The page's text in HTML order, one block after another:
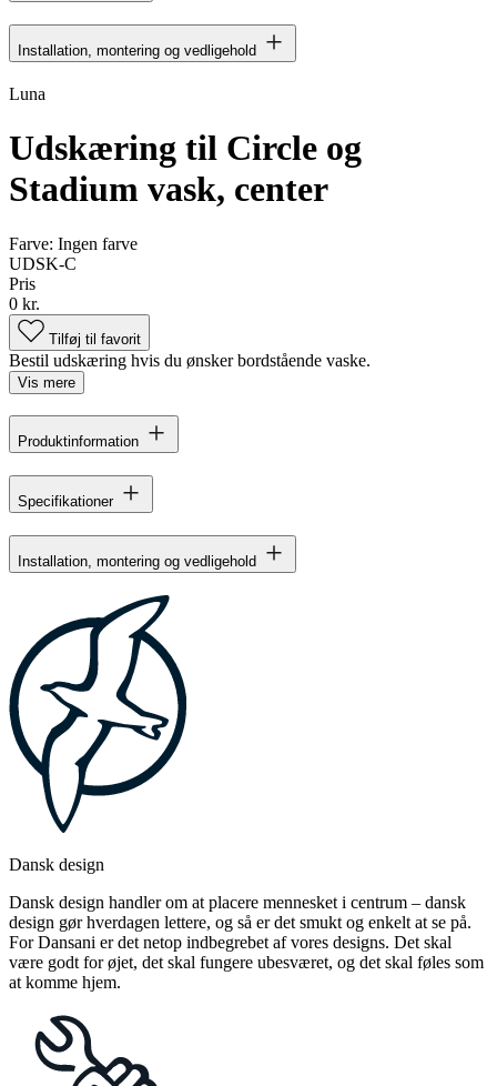
Installation, montering og vedligehold
Luna
Udskæring til Circle og
Stadium vask, center
Farve: Ingen farve
UDSK-C
Pris
0 kr.
Tilføj til favorit
Bestil udskæring hvis du ønsker bordstående vaske.
Vis mere
Produktinformation
Specifikationer
Installation, montering og vedligehold
Dansk design
Dansk design handler om at placere mennesket i centrum – dansk
design gør hverdagen lettere, og så er det smukt og enkelt at se på.
For Dansani er det netop indbegrebet af vores designs. Det skal
være godt for øjet, det skal fungere ubesværet, og det skal føles som
at komme hjem.